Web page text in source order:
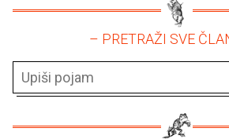
– PRETRAŽI SVE